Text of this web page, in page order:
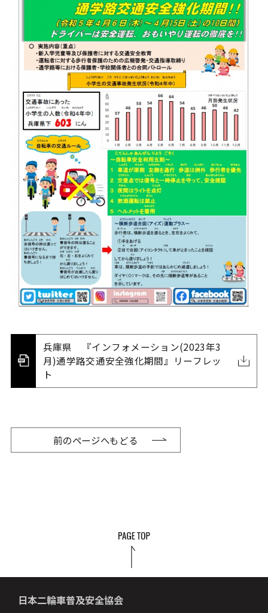
兵庫県 『インフォメーション(2023年3
月)通学路交通安全強化期間』リーフレッ
ト
前のページへもどる
日本二輪車普及安全協会